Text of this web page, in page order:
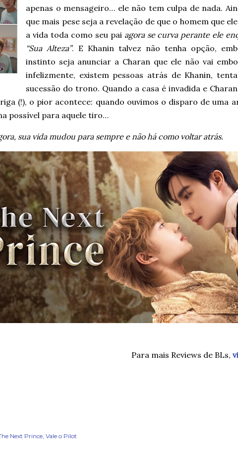
apenas o mensageiro… ele não tem culpa de nada.
que mais pese seja a revelação de que o homem que
a vida toda como seu pai agora se curva perante ele
“Sua Alteza”. E Khanin talvez não tenha opção,
instinto seja anunciar a Charan que ele não vai
infelizmente, existem pessoas atrás de Khanin,
sucessão do trono. Quando a casa é invadida e
(!), o pior acontece: quando ouvimos o disparo de uma
possível para aquele tiro…
sua vida mudou para sempre e não há como voltar atrás.
Para mais Reviews de BLs,
Next Prince Vale o Pilot